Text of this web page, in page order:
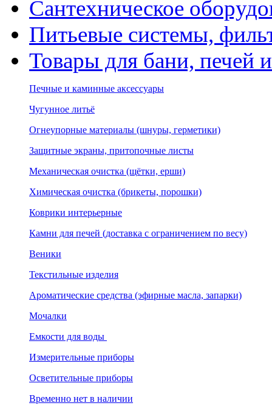
Сантехническое
Питьевые системы,
Товары для бани, печей
Печные и каминные аксессуары
Чугунное литьё
Огнеупорные материалы (шнуры, герметики)
Защитные экраны, притопочные листы
Механическая очистка (щётки, ерши)
Химическая очистка (брикеты, порошки)
Коврики интерьерные
Камни для печей (доставка с ограничением по весу)
Веники
Текстильные изделия
Ароматические средства (эфирные масла, запарки)
Мочалки
Емкости для воды
Измерительные приборы
Осветительные приборы
Временно нет в наличии